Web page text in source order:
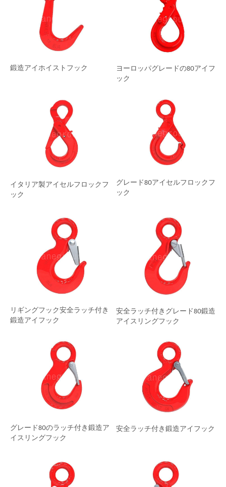
鍛造アイホイストフック
ヨーロッパグレードの80アイフ
ック
イタリア製アイセルフロックフ
ック
グレード80アイセルフロックフ
ック
リギングフック安全ラッチ付き
鍛造アイフック
安全ラッチ付きグレード80鍛造
アイスリングフック
グレード80のラッチ付き鍛造ア
イスリングフック
安全ラッチ付き鍛造アイフック